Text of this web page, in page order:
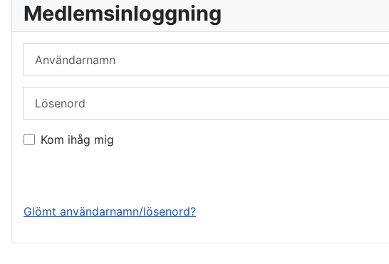
Medlemsinloggning
Kom ihåg mig
Glömt användarnamn/lösenord?